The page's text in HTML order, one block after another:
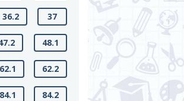
36.2 37
48.1
62.1 62.2
84.1 84.2